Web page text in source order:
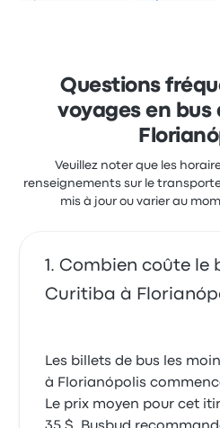
commencer à 22 $
Questions
voyages en bus
Veuillez noter que les
renseignements sur le
mis à jour ou varier au
Combien coûte le
Curitiba à
Les billets de bus les
à Florianópolis
Le prix moyen pour cet